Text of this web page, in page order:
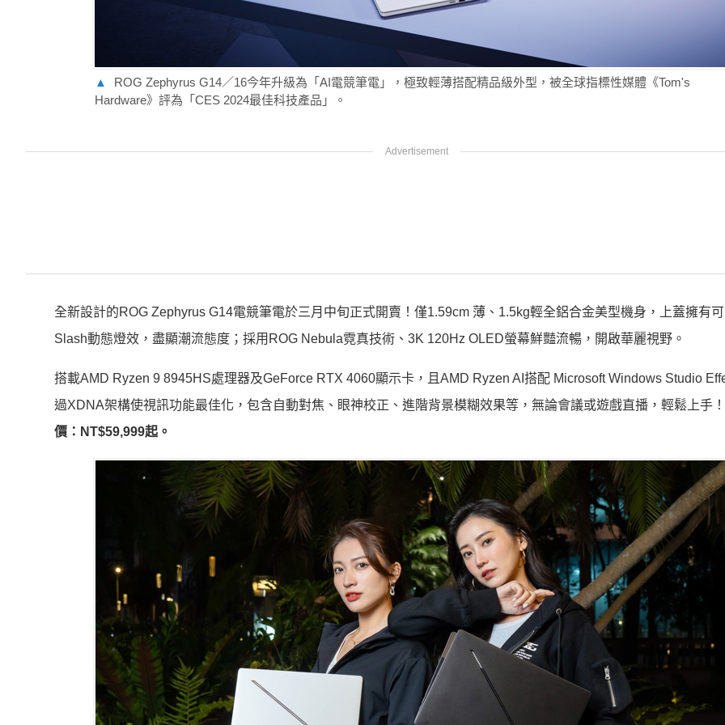
▲
ROG Zephyrus G14／16今年升級為「AI電競筆電」，極致輕薄搭配精品級外型，被全球指標性媒體《Tom's
Hardware》評為「CES 2024最佳科技產品」。
全新設計的ROG Zephyrus G14電競筆電於三月中旬正式開賣！僅1.59cm 薄、1.5kg輕全鋁合金美型機身，上蓋擁有
Slash動態燈效，盡顯潮流態度；採用ROG Nebula霓真技術、3K 120Hz OLED螢幕鮮豔流暢，開啟華麗視野。
搭載AMD Ryzen 9 8945HS處理器及GeForce RTX 4060顯示卡，且AMD Ryzen AI搭配 Microsoft Windows Studio
過XDNA架構使視訊功能最佳化，包含自動對焦、眼神校正、進階背景模糊效果等，無論會議或遊戲直播，輕鬆上手！
價：NT$59,999起。